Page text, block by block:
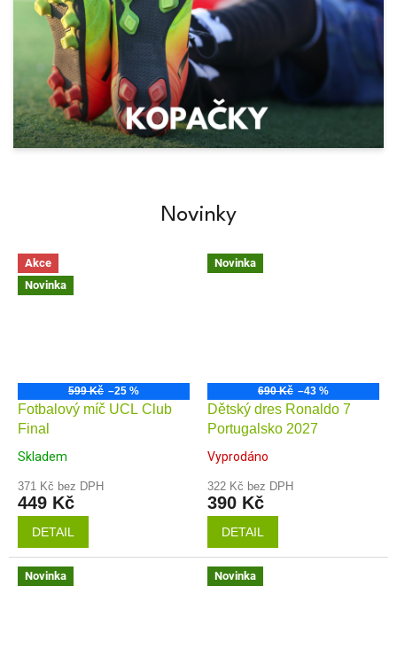
Novinky
Akce
Novinka
599 Kč –25 %
Fotbalový míč UCL Club
Final
Skladem
371 Kč bez DPH
449 Kč
DETAIL
Novinka
690 Kč –43 %
Dětský dres Ronaldo 7
Portugalsko 2027
Vyprodáno
322 Kč bez DPH
390 Kč
DETAIL
Novinka Novinka